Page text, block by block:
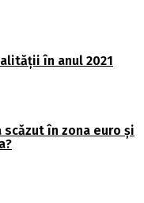
în anul 2021
în zona euro și